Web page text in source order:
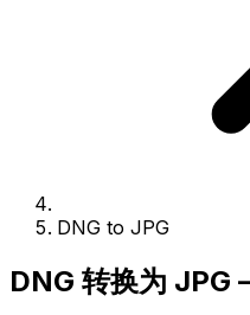
DNG to JPG
DNG 转换为 JPG